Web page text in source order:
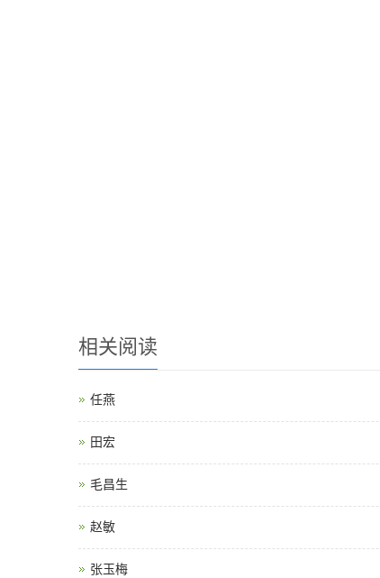
相关阅读
任燕
田宏
毛昌生
赵敏
张玉梅